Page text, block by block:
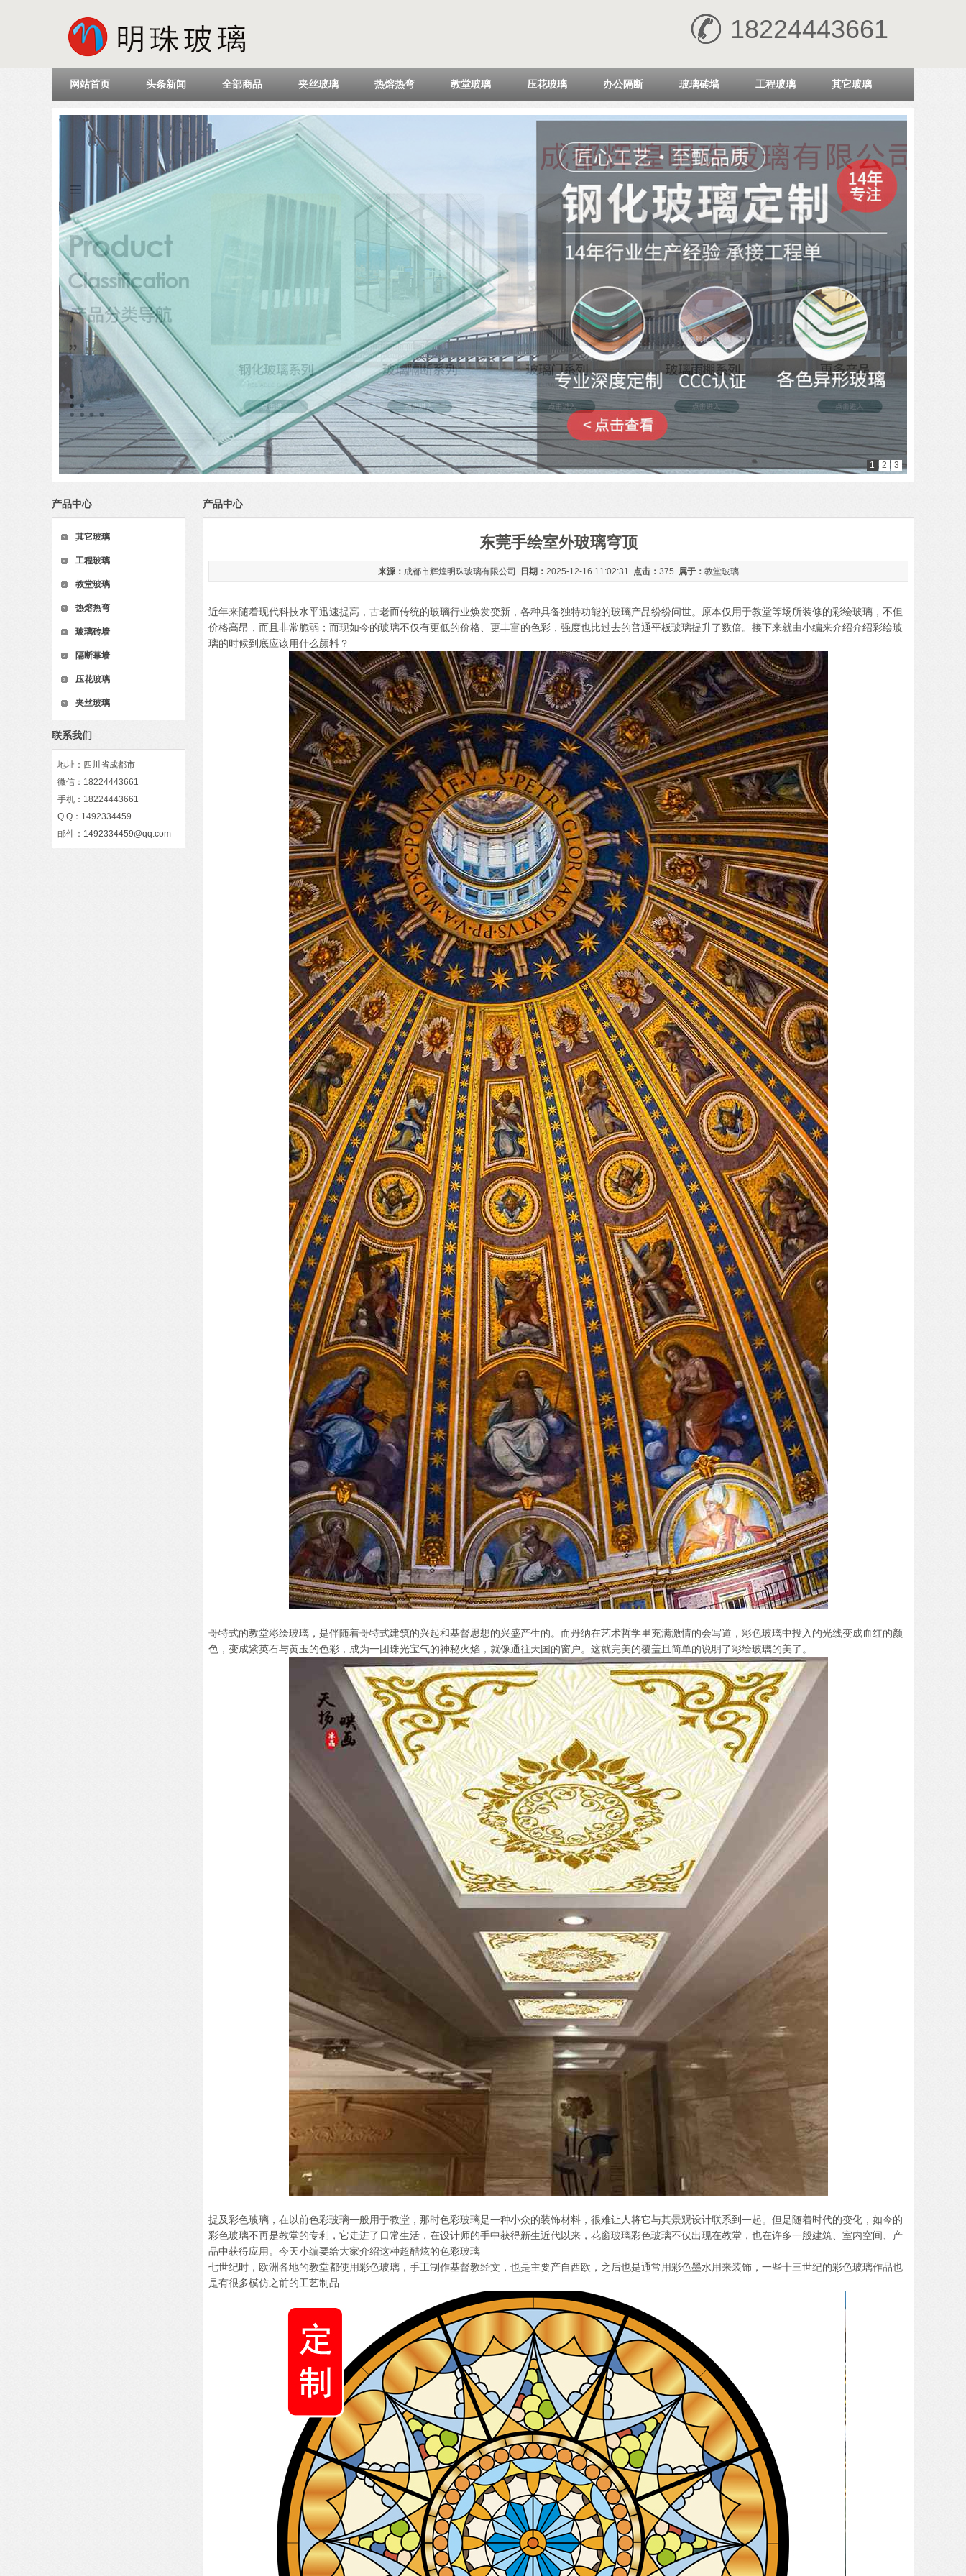
18224443661
网站首页 头条新闻 全部商品 夹丝玻璃 热熔热弯 教堂玻璃 压花玻璃 办公隔断 玻璃砖墙 工程玻璃 其它玻璃
1 2 3
产品中心
其它玻璃
工程玻璃
教堂玻璃
热熔热弯
玻璃砖墙
隔断幕墙
压花玻璃
夹丝玻璃
联系我们
地址：四川省成都市
微信：18224443661
手机：18224443661
Q Q：1492334459
邮件： 1492334459@qq.com
产品中心
东莞手绘室外玻璃穹顶
来源： 成都市辉煌明珠玻璃有限公司 日期： 2025-12-16 11:02:31 点击： 375 属于： 教堂玻璃
近年来随着现代科技水平迅速提高，古老而传统的玻璃行业焕发变新，各种具备独特功能的玻璃产品纷纷问世。原本仅用于教堂等场所装修的彩绘玻璃，不但
价格高昂，而且非常脆弱；而现如今的玻璃不仅有更低的价格、更丰富的色彩，强度也比过去的普通平板玻璃提升了数倍。接下来就由小编来介绍介绍彩绘玻
璃的时候到底应该用什么颜料？
哥特式的教堂彩绘玻璃，是伴随着哥特式建筑的兴起和基督思想的兴盛产生的。而丹纳在艺术哲学里充满激情的会写道，彩色玻璃中投入的光线变成血红的颜
色，变成紫英石与黄玉的色彩，成为一团珠光宝气的神秘火焰，就像通往天国的窗户。这就完美的覆盖且简单的说明了彩绘玻璃的美了。
提及彩色玻璃，在以前色彩玻璃一般用于教堂，那时色彩玻璃是一种小众的装饰材料，很难让人将它与其景观设计联系到一起。但是随着时代的变化，如今的
彩色玻璃不再是教堂的专利，它走进了日常生活，在设计师的手中获得新生近代以来，花窗玻璃彩色玻璃不仅出现在教堂，也在许多一般建筑、室内空间、产
品中获得应用。今天小编要给大家介绍这种超酷炫的色彩玻璃
七世纪时，欧洲各地的教堂都使用彩色玻璃，手工制作基督教经文，也是主要产自西欧，之后也是通常用彩色墨水用来装饰，一些十三世纪的彩色玻璃作品也
是有很多模仿之前的工艺制品